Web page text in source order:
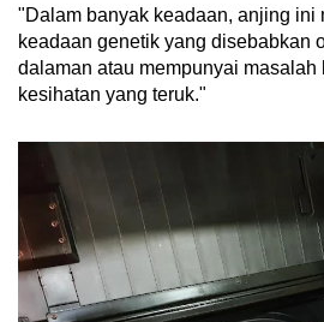
"Dalam banyak keadaan, anjing ini
keadaan genetik yang disebabkan
dalaman atau mempunyai masalah
kesihatan yang teruk."